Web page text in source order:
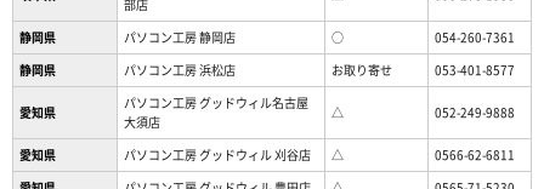
部店
静岡県 パソコン工房 静岡店 ○
054-260-7361
静岡県
パソコン工房 浜松店 お取り寄せ 053-401-8577
愛知県
パソコン工房 グッドウィル名古屋
大須店
△ 052-249-9888
愛知県 パソコン工房 グッドウィル 刈谷店 △
0566-62-6811